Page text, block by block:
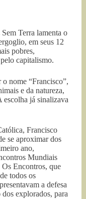
Terra lamenta o
em seus 12
pobres,
capitalismo.
nome “Francisco”,
e da natureza,
escolha já sinalizava
Francisco
se aproximar dos
ano,
Mundiais
Encontros, que
todos os
a defesa
explorados, para